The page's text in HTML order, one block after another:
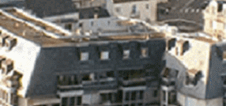
colonnes
les colonnes affichées